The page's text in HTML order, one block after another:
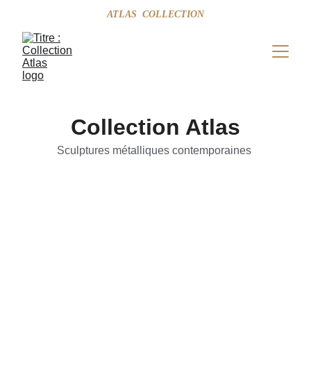
ATLAS  COLLECTION
Collection Atlas
Sculptures métalliques contemporaines